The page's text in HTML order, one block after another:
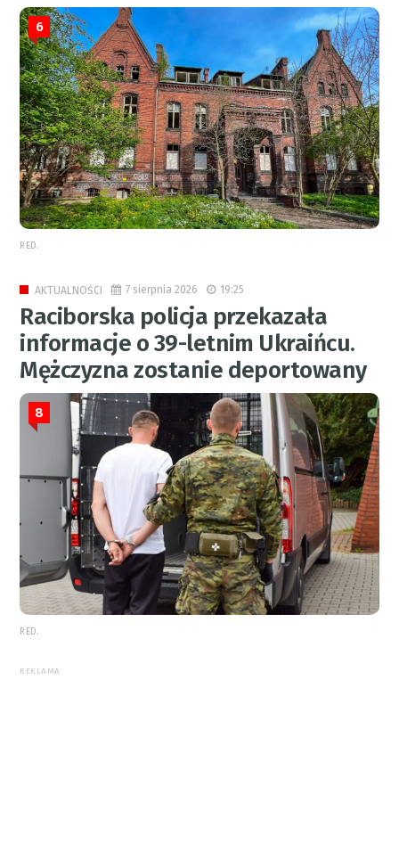
6
RED.
AKTUALNOŚCI 7 sierpnia 2026 19:25
Raciborska policja przekazała
informacje o 39-letnim Ukraińcu.
Mężczyzna zostanie deportowany
8
RED.
REKLAMA